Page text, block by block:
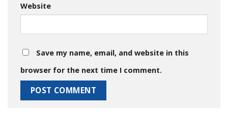
Website
Save my name, email, and website in this
browser for the next time I comment.